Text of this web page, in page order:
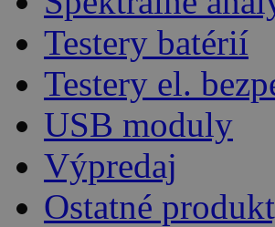
Testery batérií
Testery el.
USB moduly
Výpredaj
Ostatné